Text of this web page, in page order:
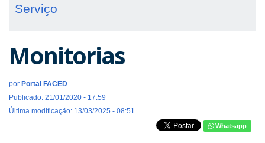
Serviço
Monitorias
por Portal FACED
Publicado: 21/01/2020 - 17:59
Última modificação: 13/03/2025 - 08:51
Whatsapp